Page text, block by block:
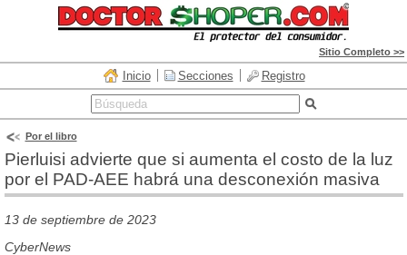
Sitio Completo >>
Inicio Secciones Registro
Por el libro
Pierluisi advierte que si aumenta el costo de la luz
por el PAD-AEE habrá una desconexión masiva
13 de septiembre de 2023
CyberNews